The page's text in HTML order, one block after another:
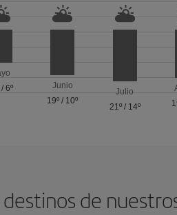
/6º
Junio
19º / 10º
Julio
21º/ 14º
de